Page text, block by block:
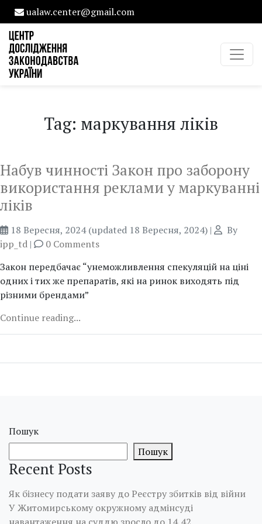
ualaw.center@gmail.com
Tag: маркування ліків
Набув чинності Закон про заборону
використання реклами у маркуванні
ліків
18 Вересня, 2024 (updated 18 Вересня, 2024) |
By
ipp_td |
0 Comments
Закон передбачає “унеможливлення спекуляцій на ціні
одних і тих же препаратів, які на ринок виходять під
різними брендами”
Continue reading...
Пошук
Пошук
Recent Posts
Як бізнесу подати заяву до Реєстру збитків від війни
У Житомирському окружному адмінсуді